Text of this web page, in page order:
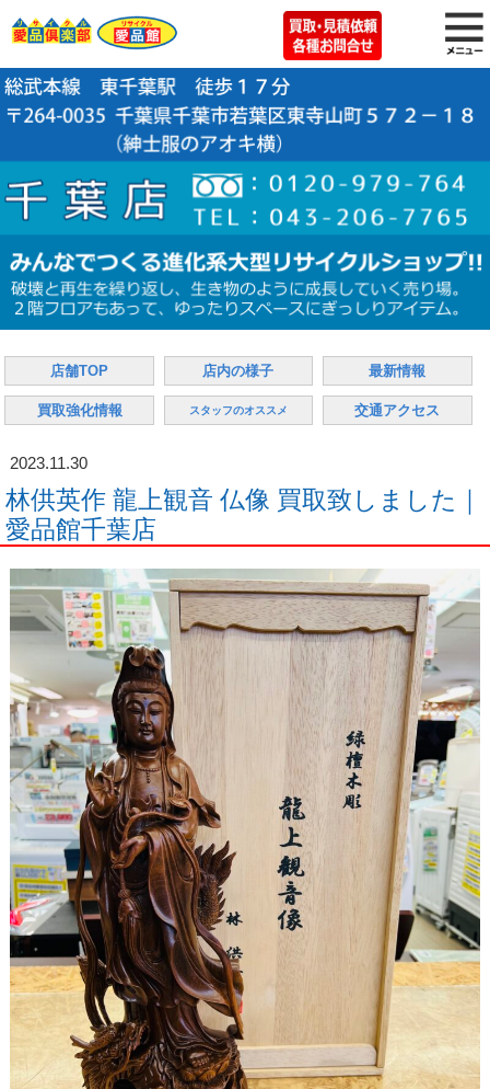
店舗TOP 店内の様子 最新情報
買取強化情報 スタッフのオススメ 交通アクセス
2023.11.30
林供英作 龍上観音 仏像 買取致しました｜
愛品館千葉店